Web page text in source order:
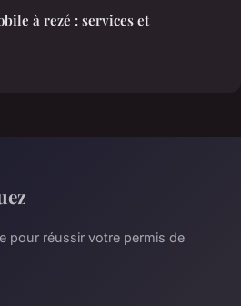
à rezé : services et
pour réussir votre permis de